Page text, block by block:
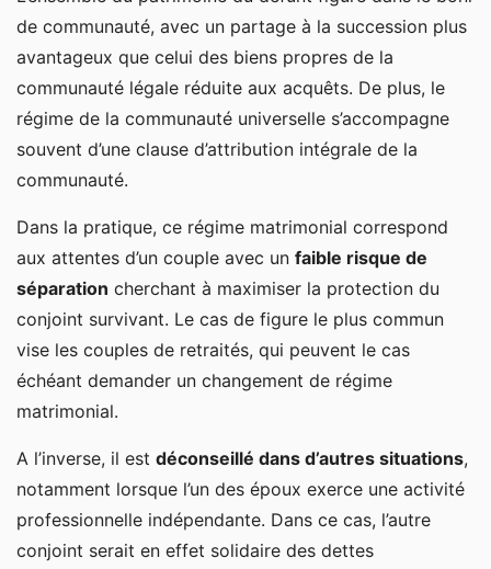
de communauté, avec un partage à la succession plus
avantageux que celui des biens propres de la
communauté légale réduite aux acquêts. De plus, le
régime de la communauté universelle s’accompagne
souvent d’une clause d’attribution intégrale de la
communauté.
Dans la pratique, ce régime matrimonial correspond
aux attentes d’un couple avec un faible risque de
séparation cherchant à maximiser la protection du
conjoint survivant. Le cas de figure le plus commun
vise les couples de retraités, qui peuvent le cas
échéant demander un changement de régime
matrimonial.
A l’inverse, il est déconseillé dans d’autres situations,
notamment lorsque l’un des époux exerce une activité
professionnelle indépendante. Dans ce cas, l’autre
conjoint serait en effet solidaire des dettes